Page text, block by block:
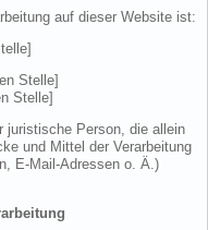
auf dieser Website ist:
Stelle]
Stelle]
juristische Person, die allein
und Mittel der Verarbeitung
E-Mail-Adressen o. Ä.)